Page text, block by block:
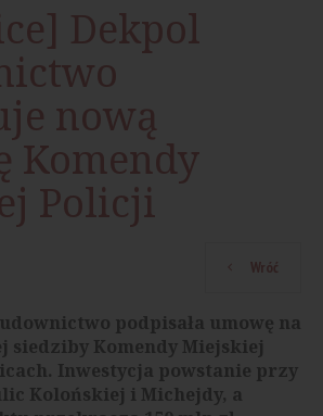
Dekpol
nową
Komendy
Policji
Wróć
podpisała umowę na
siedziby Komendy Miejskiej
Inwestycja powstanie przy
Kolońskiej i Michejdy, a